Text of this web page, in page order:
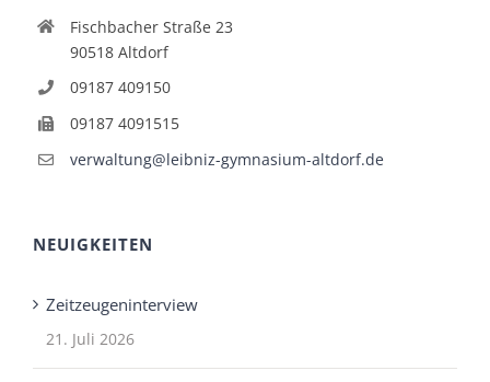
Fischbacher Straße 23
90518 Altdorf
09187 409150
09187 4091515
verwaltung@leibniz-gymnasium-altdorf.de
NEUIGKEITEN
Zeitzeugeninterview
21. Juli 2026